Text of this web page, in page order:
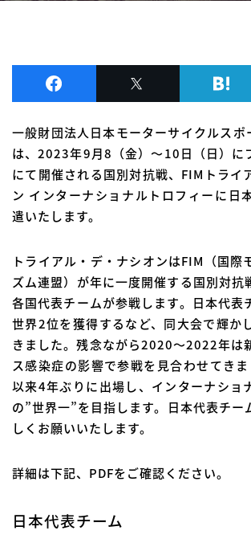
一般財団法人日本モーターサイクルスポ
は、2023年9月8（金）～10日（日）に
にて開催される国別対抗戦、FIMトライ
ン インターナショナルトロフィーに日
遣いたします。
トライアル・デ・ナシオンはFIM（国際
ズム連盟）が年に一度開催する国別対抗
各国代表チームが参戦します。日本代表
世界2位を獲得するなど、同大会で輝か
きました。残念ながら2020～2022年は
ス感染症の影響で参戦を見合わせてき
以来4年ぶりに出場し、インターナショ
の”世界一”を目指します。日本代表チー
しくお願いいたします。
詳細は下記、PDFをご確認ください。
日本代表チーム